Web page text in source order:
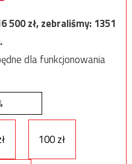
500zł, zebraliśmy:1351
dla funkcjonowania
100 zł